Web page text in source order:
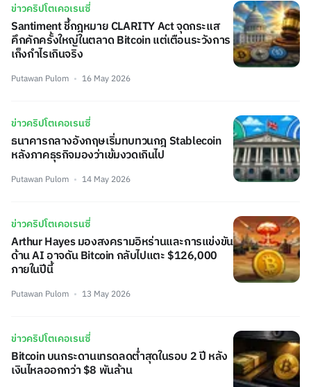
ข่าวคริปโตเคอเรนซี่
Santiment ชี้กฎหมาย CLARITY Act จุดกระแส
คึกคักครั้งใหญ่ในตลาด Bitcoin แต่เตือนระวังการ
เก็งกำไรเกินจริง
Putawan Pulom 16 May 2026
ข่าวคริปโตเคอเรนซี่
ธนาคารกลางอังกฤษเริ่มทบทวนกฎ Stablecoin
หลังภาคธุรกิจมองว่าเข้มงวดเกินไป
Putawan Pulom 14 May 2026
ข่าวคริปโตเคอเรนซี่
Arthur Hayes มองสงครามอิหร่านและการแข่งขัน
ด้าน AI อาจดัน Bitcoin กลับไปแตะ $126,000
ภายในปีนี้
Putawan Pulom 13 May 2026
ข่าวคริปโตเคอเรนซี่
Bitcoin บนกระดานเทรดลดต่ำสุดในรอบ 2 ปี หลัง
เงินไหลออกกว่า $8 พันล้าน